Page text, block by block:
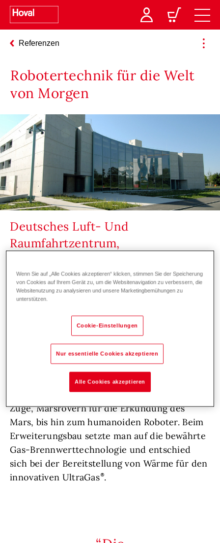
Referenzen
Robotertechnik für die Welt
von Morgen
Deutsches Luft- Und
Raumfahrtzentrum,
Sonstige Gebäude
Der Blick bei der Robotertechnik geht nicht
nur ins All. In Oberpfaffenhofen werden in der
neuen Forschungseinrichtung auch
Technologien konstruiert, die unseren Alltag
in Zukunft erleichtern werden. Von
autonomen Elektrofahrzeugen, über neuartige
Züge, Marsrovern für die Erkundung des
Mars, bis hin zum humanoiden Roboter. Beim
Erweiterungsbau setzte man auf die bewährte
Gas-Brennwerttechnologie und entschied
sich bei der Bereitstellung von Wärme für den
innovativen UltraGas .
Wenn Sie auf „Alle Cookies akzeptieren“ klicken, stimmen Sie der Speicherung
von Cookies auf Ihrem Gerät zu, um die Websitenavigation zu verbessern, die
Websitenutzung zu analysieren und unsere Marketingbemühungen zu
unterstützen.
Cookie-Einstellungen
Nur essentielle Cookies akzeptieren
Alle Cookies akzeptieren